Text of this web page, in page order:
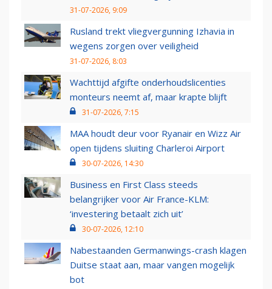
31-07-2026, 9:09
Rusland trekt vliegvergunning Izhavia in
wegens zorgen over veiligheid
31-07-2026, 8:03
Wachttijd afgifte onderhoudslicenties
monteurs neemt af, maar krapte blijft
31-07-2026, 7:15
MAA houdt deur voor Ryanair en Wizz Air
open tijdens sluiting Charleroi Airport
30-07-2026, 14:30
Business en First Class steeds
belangrijker voor Air France-KLM:
‘investering betaalt zich uit’
30-07-2026, 12:10
Nabestaanden Germanwings-crash klagen
Duitse staat aan, maar vangen mogelijk
bot